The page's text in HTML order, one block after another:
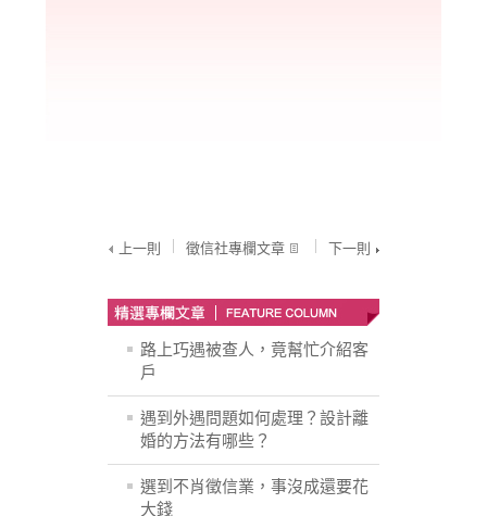
上一則 徵信社專欄文章 下一則
路上巧遇被查人，竟幫忙介紹客
戶
遇到外遇問題如何處理？設計離
婚的方法有哪些？
選到不肖徵信業，事沒成還要花
大錢